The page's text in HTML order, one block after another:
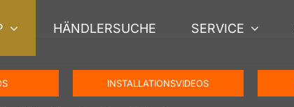
HÄNDLERSUCHE SERVICE
INSTALLATIONSVIDEOS